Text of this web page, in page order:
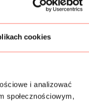
cookies
i analizować
społecznościowym,